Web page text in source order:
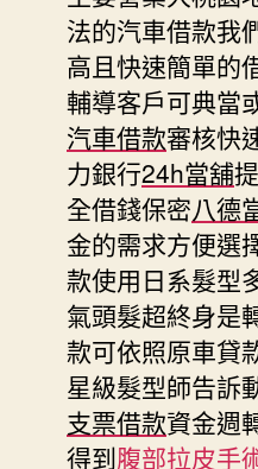
法的汽車借款我
高且快速簡單的
輔導客戶可典當
汽車借款審核快
力銀行24h當舖
全借錢保密八德
金的需求方便選
款使用日系髮型
氣頭髮超終身是
款可依照原車貸
星級髮型師告訴
支票借款資金週
得到腹部拉皮手